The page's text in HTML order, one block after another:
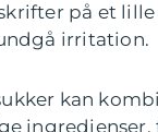
på et
irritation.
kan
ingredienser,